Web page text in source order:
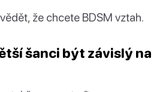
že chcete BDSM vztah.
šanci být závislý na